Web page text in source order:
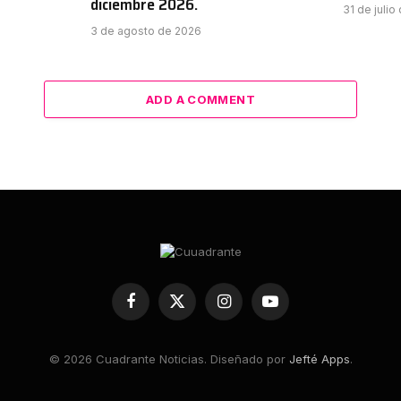
3 de agosto de 2026
31 de julio
ADD A COMMENT
Facebook
X
(Twitter)
InstagramYouTube
© 2026 Cuadrante Noticias. Diseñado por Jefté Apps.